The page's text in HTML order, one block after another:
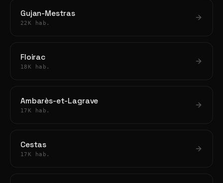
Gujan-Mestras
22K hab.
Floirac
18K hab.
Ambarès-et-Lagrave
17K hab.
Cestas
17K hab.